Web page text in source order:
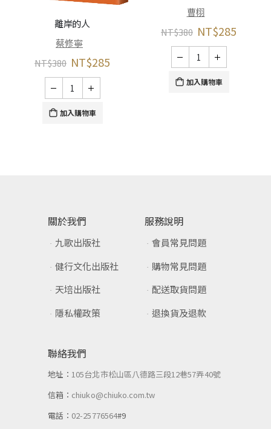
離岸的人
蔡修寧
NT$380 NT$285
加入購物車
曹栩
NT$380 NT$285
加入購物車
關於我們
九歌出版社
健行文化出版社
天培出版社
隱私權政策
服務說明
會員常見問題
購物常見問題
配送取貨問題
退換貨及退款
聯絡我們
地址：105台北市松山區八德路三段12巷57弄40號
信箱： chiuko@chiuko.com.tw
電話： 02-25776564#9